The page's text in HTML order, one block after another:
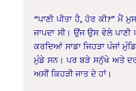
“ਪਾਣੀ ਪੀਤਾ ਹੈ, ਹੋਰ ਕੀ?”
ਜਾਪਦਾ ਸੀ। ਉਂਜ ਉਸ ਵੇਲੇ
ਕਰਦਿਆਂ ਸਾਡਾ ਜਿਹੜਾ ਪੰਜਾਂ
ਮੁੰਡੇ ਸਨ। ਪਰ ਬੜੇ ਸਨੁੱਖੇ ਅਤੇ
ਅਸੀਂ ਕਿਹੜੀ ਜਾਤ ਦੇ ਹਾਂ।